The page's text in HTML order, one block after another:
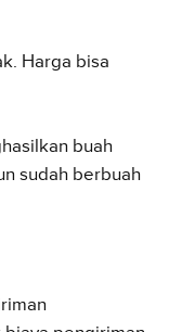
Harga bisa
buah
sudah berbuah